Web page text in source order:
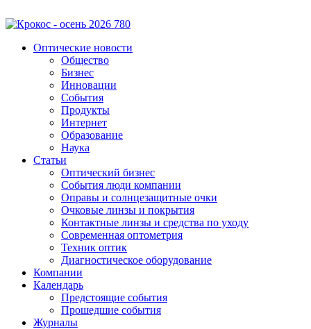
Оптические новости
Общество
Бизнес
Инновации
События
Продукты
Интернет
Образование
Наука
Статьи
Оптический бизнес
События люди компании
Оправы и солнцезащитные очки
Очковые линзы и покрытия
Контактные линзы и средства по уходу
Современная оптометрия
Техник оптик
Диагностическое оборудование
Компании
Календарь
Предстоящие события
Прошедшие события
Журналы